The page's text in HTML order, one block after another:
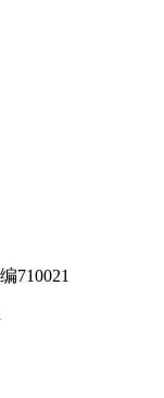
710021